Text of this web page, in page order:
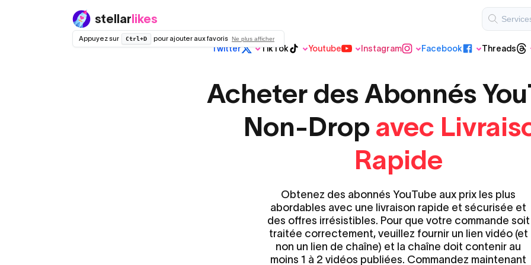
stellarlikes
Appuyez sur Ctrl+D pour ajouter aux favoris Ne plus afficher
Twitter TikTok
VIP TikTok
Youtube Instagram
Instagram VIP
Facebook Threads
Acheter des Abonnés
Non-Drop avec
Rapide
Obtenez des abonnés YouTube aux prix les plus
abordables avec une livraison rapide et sécurisée et
des offres irrésistibles. Pour que votre commande soit
traitée correctement, veuillez fournir un lien vidéo (et
non un lien de chaîne) et la chaîne doit contenir au
moins 1 à 2 vidéos publiées. Commandez maintenant